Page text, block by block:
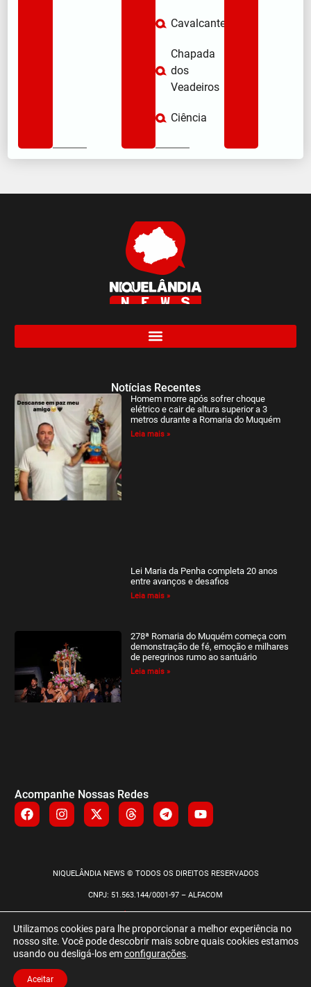
Cavalcante
Chapada
dos
Veadeiros
Ciência
Notícias Recentes
Homem morre após sofrer choque
elétrico e cair de altura superior a 3
metros durante a Romaria do Muquém
Leia mais »
Lei Maria da Penha completa 20 anos
entre avanços e desafios
Leia mais »
278ª Romaria do Muquém começa com
demonstração de fé, emoção e milhares
de peregrinos rumo ao santuário
Leia mais »
Acompanhe Nossas Redes
NIQUELÂNDIA NEWS © TODOS OS DIREITOS RESERVADOS
CNPJ: 51.563.144/0001-97 – ALFACOM
Utilizamos cookies para lhe proporcionar a melhor experiência no
nosso site. Você pode descobrir mais sobre quais cookies estamos
usando ou desligá-los emconfigurações.
Aceitar